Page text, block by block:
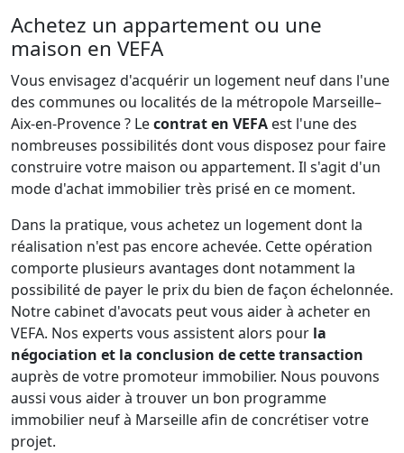
Achetez un appartement ou une
maison en VEFA
Vous envisagez d'acquérir un logement neuf dans l'une
des communes ou localités de la métropole Marseille–
Aix-en-Provence ? Lecontrat en VEFA est l'une des
nombreuses possibilités dont vous disposez pour faire
construire votre maison ou appartement. Il s'agit d'un
mode d'achat immobilier très prisé en ce moment.
Dans la pratique, vous achetez un logement dont la
réalisation n'est pas encore achevée. Cette opération
comporte plusieurs avantages dont notamment la
possibilité de payer le prix du bien de façon échelonnée.
Notre cabinet d'avocats peut vous aider à acheter en
VEFA. Nos experts vous assistent alors pour la
négociation et la conclusion de cette transaction
auprès de votre promoteur immobilier. Nous pouvons
aussi vous aider à trouver un bon programme
immobilier neuf à Marseille afin de concrétiser votre
projet.